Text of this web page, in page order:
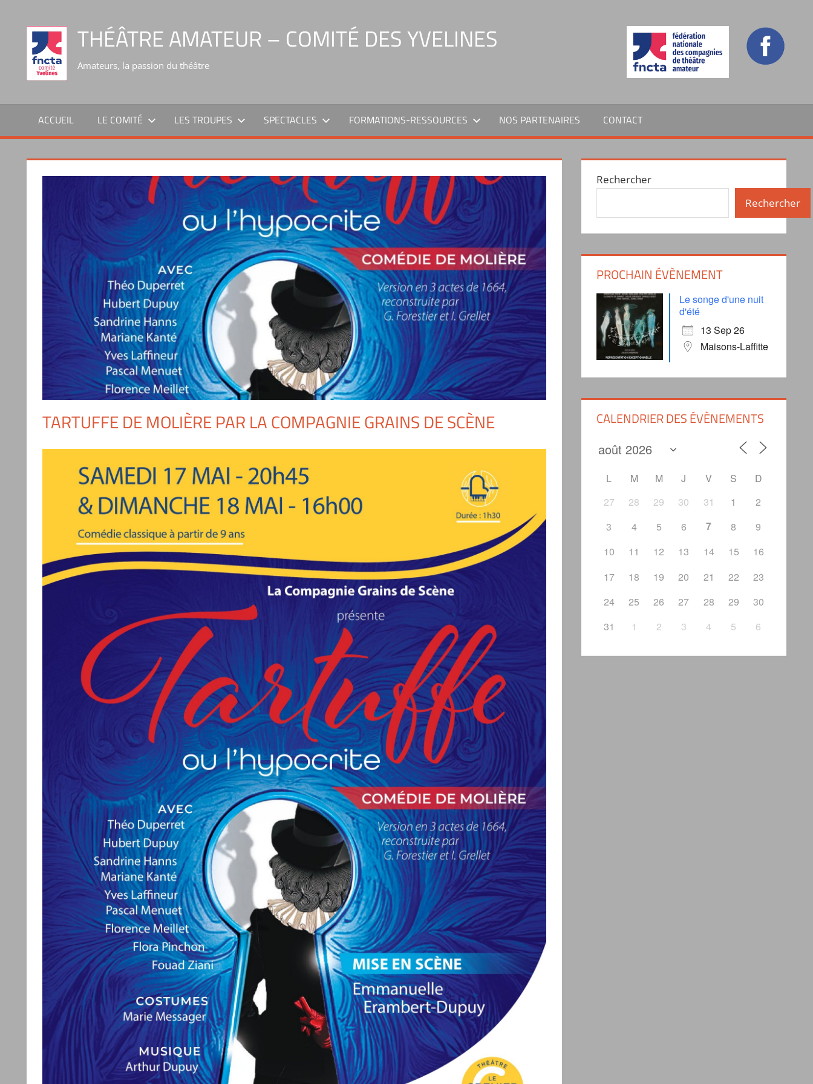
THÉÂTRE AMATEUR – COMITÉ DES YVELINES
Amateurs, la passion du théâtre
ACCUEIL LE COMITÉ LES TROUPES SPECTACLES FORMATIONS-RESSOURCES NOS PARTENAIRES CONTACT
TARTUFFE DE MOLIÈRE PAR LA COMPAGNIE GRAINS DE SCÈNE
Rechercher
Rechercher
PROCHAIN ÉVÈNEMENT
Le songe d'une nuit
d'été
13 Sep 26
Maisons-Laffitte
CALENDRIER DES ÉVÈNEMENTS
L M M J V S
D
27
28 29 30 31 1
2
3
4 5 6 7 8
9
10
11 12 13 14 15
16
17
18 19 20 21 22
23
24
25 26 27 28 29
30
31
1 2 3 4 5 6